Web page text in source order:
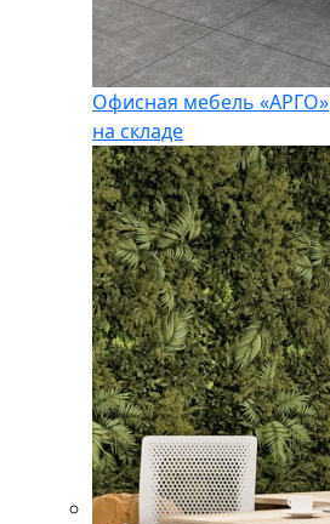
Офисная мебель «АРГО»
на складе